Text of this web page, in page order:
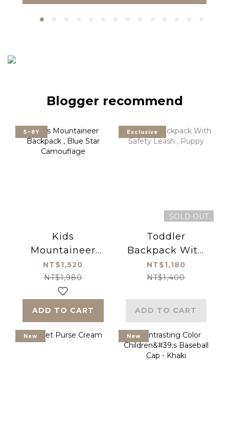
Blogger recommend
5~8Y
Kids
Mountaineer
Backpack , Blue
Star Camouflage
NT$1,520
NT$1,980
ADD TO CART
Exclusive
SOLD OUT
Toddler
Backpack With
Safety Leash ,
Puppy
NT$1,180
NT$1,400
ADD TO CART
New New